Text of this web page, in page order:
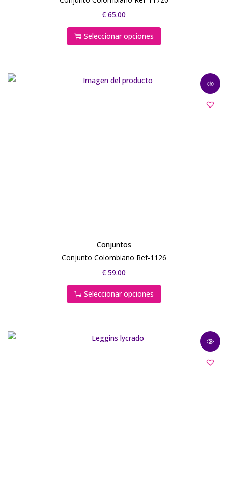
€ 65.00
Seleccionar opciones
Conjuntos
Conjunto Colombiano Ref-1126
€ 59.00
Seleccionar opciones